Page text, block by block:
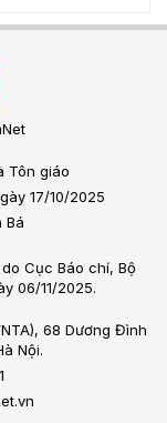
Tôn giáo
17/10/2025
Bá
Cục Báo chí, Bộ
06/11/2025.
68 Dương Đình
Nội.